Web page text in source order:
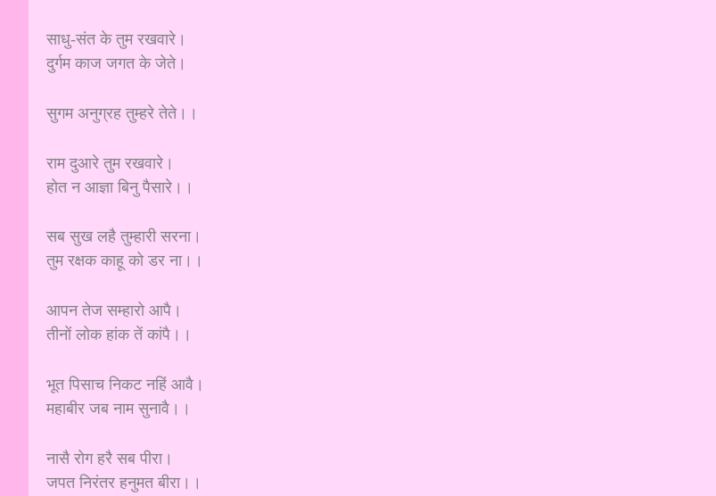
साधु-संत के तुम रखवारे।
दुर्गम काज जगत के जेते।
सुगम अनुग्रह तुम्हरे तेते।।
राम दुआरे तुम रखवारे।
होत न आज्ञा बिनु पैसारे।।
सब सुख लहै तुम्हारी सरना।
तुम रक्षक काहू को डर ना।।
आपन तेज सम्हारो आपै।
तीनों लोक हांक तें कांपै।।
भूत पिसाच निकट नहिं आवै।
महाबीर जब नाम सुनावै।।
नासै रोग हरै सब पीरा।
जपत निरंतर हनुमत बीरा।।